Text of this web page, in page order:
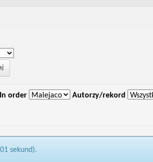
In order Autorzy/rekord
sekund).